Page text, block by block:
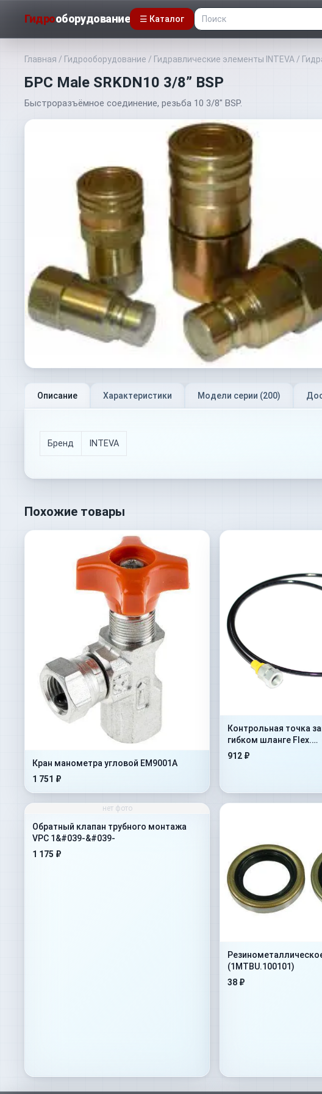
Гидрооборудование ☰ Каталог
Главная / Гидрооборудование / Гидравлические элементы INTEVA /
БРС Male SRKDN10 3/8” BSP
Быстроразъёмное соединение, резьба 10 3/8" BSP.
Описание Характеристики Модели серии (200)
Бренд INTEVA
Похожие товары
Кран манометра угловой EM9001A
1 751 ₽
Контрольная точка
гибком шланге Flex.
2000mm+AdMan1/
912 ₽
нет фото
Обратный клапан трубного монтажа
VPC 1&#039-&#039-
1 175 ₽
(1MTBU.100101)
38 ₽